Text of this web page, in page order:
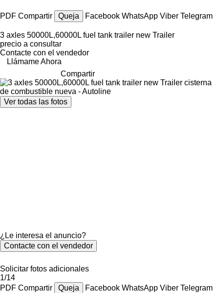
PDF Compartir Queja Facebook WhatsApp Viber Telegram
3 axles 50000L,60000L fuel tank trailer new Trailer
precio a consultar
Contacte con el vendedor
Llámame Ahora
Compartir
Ver todas las fotos
¿Le interesa el anuncio?
Contacte con el vendedor
Solicitar fotos adicionales
1/14
PDF Compartir Queja Facebook WhatsApp Viber Telegram